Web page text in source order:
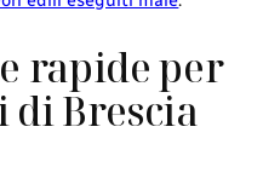
rapide per
Brescia